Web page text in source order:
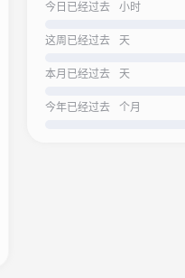
今日已经过去 小时
这周已经过去 天
本月已经过去 天
今年已经过去 个月